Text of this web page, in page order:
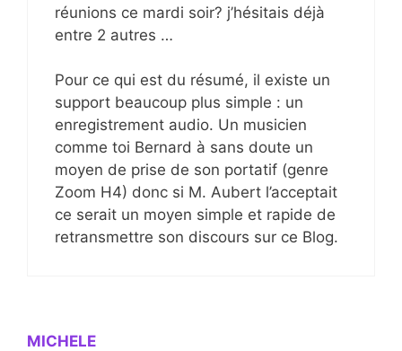
réunions ce mardi soir? j’hésitais déjà
entre 2 autres …
Pour ce qui est du résumé, il existe un
support beaucoup plus simple : un
enregistrement audio. Un musicien
comme toi Bernard à sans doute un
moyen de prise de son portatif (genre
Zoom H4) donc si M. Aubert l’acceptait
ce serait un moyen simple et rapide de
retransmettre son discours sur ce Blog.
MICHELE